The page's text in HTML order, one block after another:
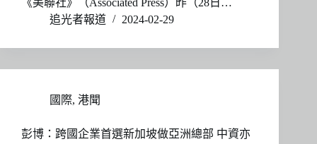
《美聯社》（Associated Press）昨（28日…
追光者報道
2024-02-29
國際, 港聞
彭博：跨國企業首選新加坡做亞洲總部 中資亦